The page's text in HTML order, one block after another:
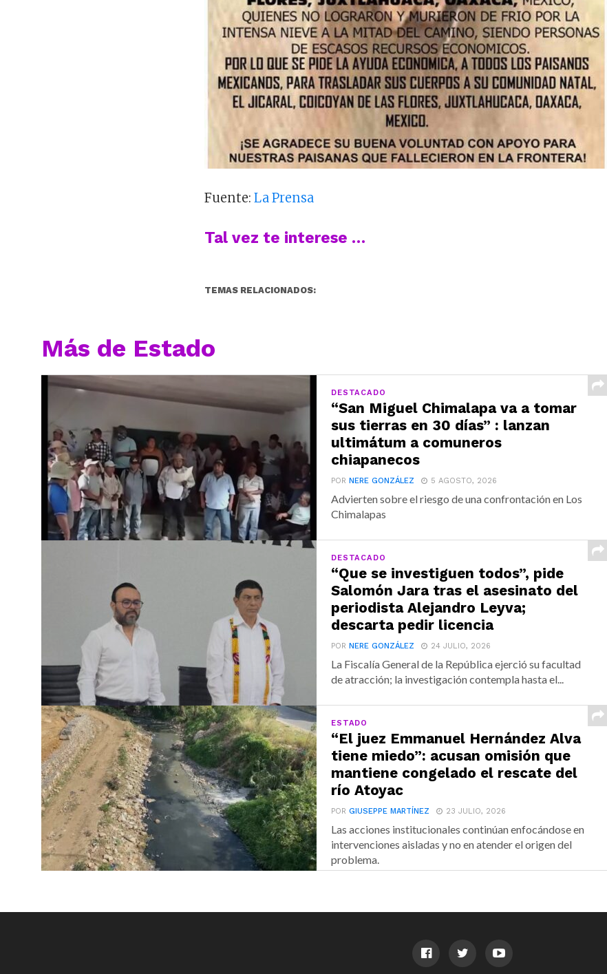
Fuente:La Prensa
Tal vez te interese …
TEMAS RELACIONADOS:
Más de Estado
DESTACADO
“San Miguel Chimalapa va a tomar
sus tierras en 30 días” : lanzan
ultimátum a comuneros
chiapanecos
PORNERE GONZÁLEZ 5 AGOSTO, 2026
Advierten sobre el riesgo de una confrontación en Los
Chimalapas
DESTACADO
“Que se investiguen todos”, pide
Salomón Jara tras el asesinato del
periodista Alejandro Leyva;
descarta pedir licencia
PORNERE GONZÁLEZ 24 JULIO, 2026
La Fiscalía General de la República ejerció su facultad
de atracción; la investigación contempla hasta el...
ESTADO
“El juez Emmanuel Hernández Alva
tiene miedo”: acusan omisión que
mantiene congelado el rescate del
río Atoyac
PORGIUSEPPE MARTÍNEZ 23 JULIO, 2026
Las acciones institucionales continúan enfocándose en
intervenciones aisladas y no en atender el origen del
problema.